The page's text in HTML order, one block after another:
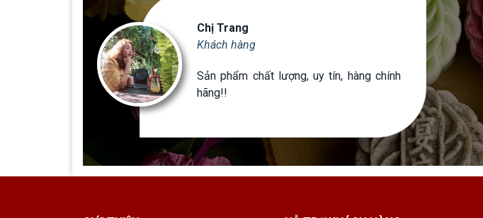
Chị Trang
Khách hàng
Sản phẩm chất lượng, uy tín, hàng chính
hãng!!